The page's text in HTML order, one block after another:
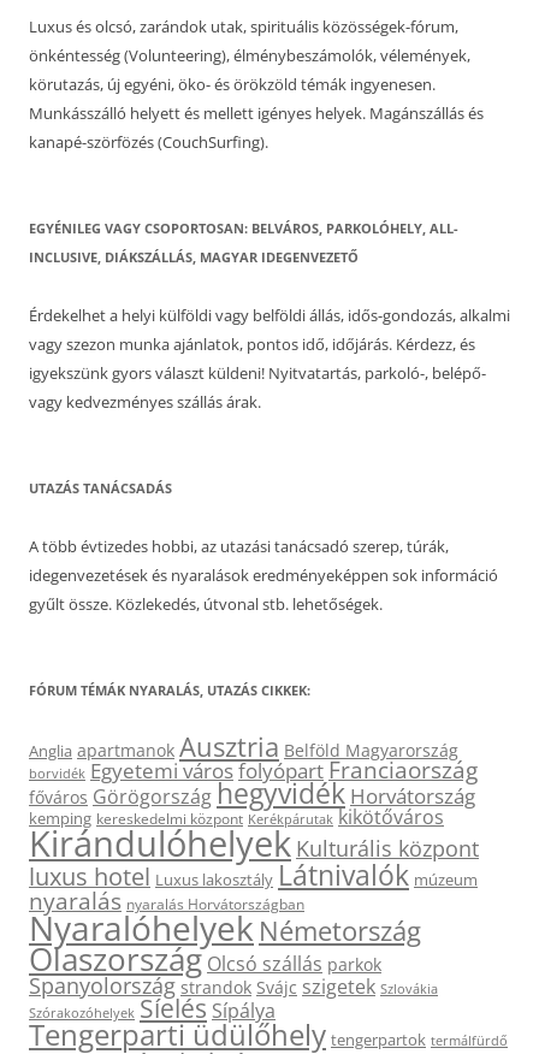
Luxus és olcsó, zarándok utak, spirituális közösségek-fórum,
önkéntesség (Volunteering), élménybeszámolók, vélemények,
körutazás, új egyéni, öko- és örökzöld témák ingyenesen.
Munkásszálló helyett és mellett igényes helyek. Magánszállás és
kanapé-szörfözés (CouchSurfing).
EGYÉNILEG VAGY CSOPORTOSAN: BELVÁROS, PARKOLÓHELY, ALL-
INCLUSIVE, DIÁKSZÁLLÁS, MAGYAR IDEGENVEZETŐ
Érdekelhet a helyi külföldi vagy belföldi állás, idős-gondozás, alkalmi
vagy szezon munka ajánlatok, pontos idő, időjárás. Kérdezz, és
igyekszünk gyors választ küldeni! Nyitvatartás, parkoló-, belépő-
vagy kedvezményes szállás árak.
UTAZÁS TANÁCSADÁS
A több évtizedes hobbi, az utazási tanácsadó szerep, túrák,
idegenvezetések és nyaralások eredményeképpen sok információ
gyűlt össze. Közlekedés, útvonal stb. lehetőségek.
FÓRUM TÉMÁK NYARALÁS, UTAZÁS CIKKEK:
Anglia apartmanok Ausztria Belföld Magyarország
borvidék Egyetemi városfolyópartFranciaország
főváros Görögországhegyvidék Horvátország
kemping kereskedelmi központ Kerékpárutak kikötőváros
Kirándulóhelyek Kulturális központ
luxus hotel Luxus lakosztály Látnivalók múzeum
nyaralás nyaralás Horvátországban
Nyaralóhelyek Németország
Olaszország Olcsó szállás parkok
Spanyolország strandok Svájc szigetek Szlovákia
Szórakozóhelyek Síelés Sípálya
Tengerparti üdülőhely tengerpartok termálfürdő